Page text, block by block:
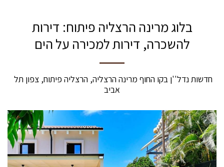
בלוג מרינה הרצליה פיתוח: דירות
להשכרה, דירות למכירה על הים
חדשות נדל''ן בקו החוף מרינה הרצליה, הרצליה פיתוח, צפון תל
אביב